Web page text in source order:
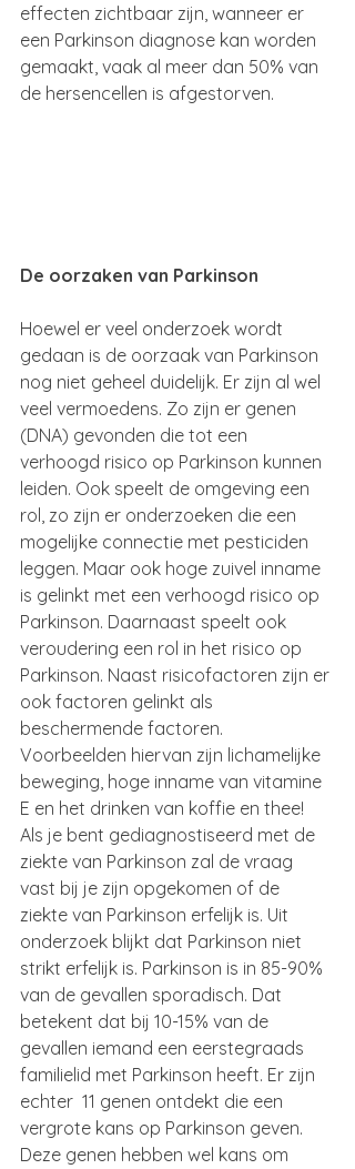
effecten zichtbaar zijn, wanneer er
een Parkinson diagnose kan worden
gemaakt, vaak al meer dan 50% van
de hersencellen is afgestorven.
De oorzaken van Parkinson
Hoewel er veel onderzoek wordt
gedaan is de oorzaak van Parkinson
nog niet geheel duidelijk. Er zijn al wel
veel vermoedens. Zo zijn er genen
(DNA) gevonden die tot een
verhoogd risico op Parkinson kunnen
leiden. Ook speelt de omgeving een
rol, zo zijn er onderzoeken die een
mogelijke connectie met pesticiden
leggen. Maar ook hoge zuivel inname
is gelinkt met een verhoogd risico op
Parkinson. Daarnaast speelt ook
veroudering een rol in het risico op
Parkinson. Naast risicofactoren zijn er
ook factoren gelinkt als
beschermende factoren.
Voorbeelden hiervan zijn lichamelijke
beweging, hoge inname van vitamine
E en het drinken van koffie en thee!
Als je bent gediagnostiseerd met de
ziekte van Parkinson zal de vraag
vast bij je zijn opgekomen of de
ziekte van Parkinson erfelijk is. Uit
onderzoek blijkt dat Parkinson niet
strikt erfelijk is. Parkinson is in 85-90%
van de gevallen sporadisch. Dat
betekent dat bij 10-15% van de
gevallen iemand een eerstegraads
familielid met Parkinson heeft. Er zijn
echter  11 genen ontdekt die een
vergrote kans op Parkinson geven.
Deze genen hebben wel kans om